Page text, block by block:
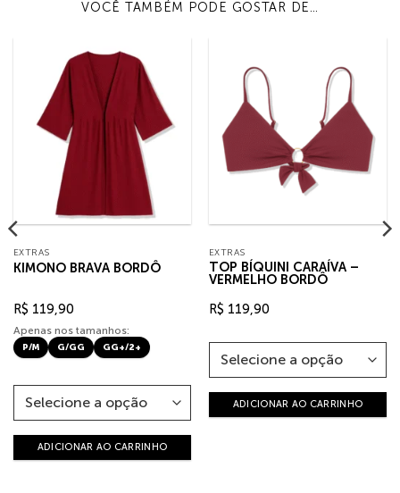
VOCÊ TAMBÉM PODE GOSTAR DE…
EXTRAS
KIMONO BRAVA BORDÔ
R$ 119,90
Apenas nos tamanhos:
P/M G/GG GG+/2+
ADICIONAR AO CARRINHO
EXTRAS
TOP BÍQUINI CARAÍVA –
VERMELHO BORDÔ
R$ 119,90
ADICIONAR AO CARRINHO